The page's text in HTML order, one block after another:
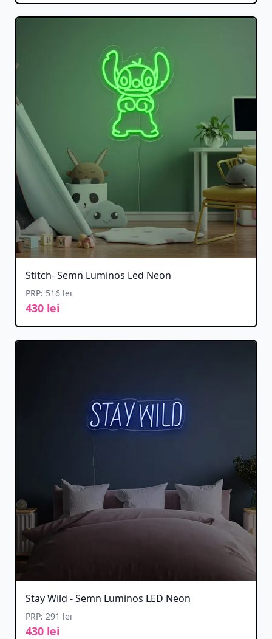
Stitch- Semn Luminos Led Neon
PRP: 516 lei
430 lei
Stay Wild - Semn Luminos LED Neon
PRP: 291 lei
430 lei